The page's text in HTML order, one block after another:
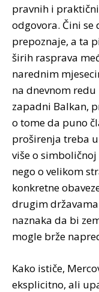
pravnih i
odgovora. Čini se
prepoznaje, a ta
širih rasprava
narednim
na dnevnom redu
zapadni Balkan,
o tome da puno
proširenja treba
više o
nego o velikom
konkretne
drugim
naznaka da bi
mogle brže
Kako ističe,
eksplicitno, ali